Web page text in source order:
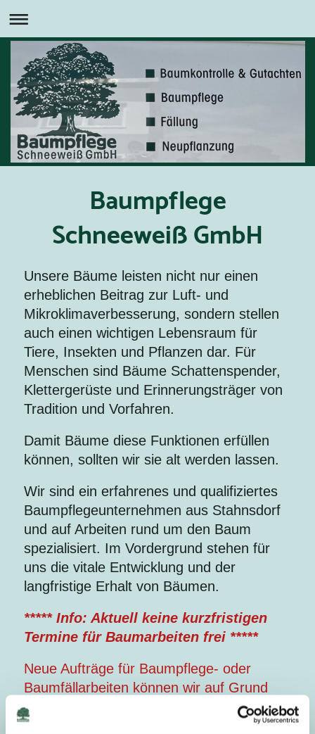
Baumpflege
Schneeweiß GmbH
Unsere Bäume leisten nicht nur einen
erheblichen Beitrag zur Luft- und
Mikroklimaverbesserung, sondern stellen
auch einen wichtigen Lebensraum für
Tiere, Insekten und Pflanzen dar. Für
Menschen sind Bäume Schattenspender,
Klettergerüste und Erinnerungsträger von
Tradition und Vorfahren.
Damit Bäume diese Funktionen erfüllen
können, sollten wir sie alt werden lassen.
Wir sind ein erfahrenes und qualifiziertes
Baumpflegeunternehmen aus Stahnsdorf
und auf Arbeiten rund um den Baum
spezialisiert. Im Vordergrund stehen für
uns die vitale Entwicklung und der
langfristige Erhalt von Bäumen.
***** Info: Aktuell keine kurzfristigen
Termine für Baumarbeiten frei *****
Neue Aufträge für Baumpflege- oder
Baumfällarbeiten können wir auf Grund
der derzeitigen hohen Auslastung erst in
ca. 6 - 8 Wochen durchführen.